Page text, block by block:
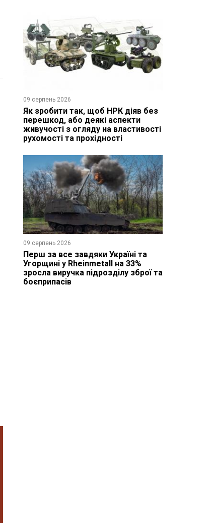
09 серпень 2026
Як зробити так, щоб НРК діяв без
перешкод, або деякі аспекти
живучості з огляду на властивості
рухомості та прохідності
09 серпень 2026
Перш за все завдяки Україні та
Угорщині у Rheinmetall на 33%
зросла виручка підрозділу зброї та
боєприпасів